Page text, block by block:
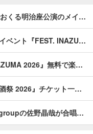
くる明治座公演のメイ…
ベント『FEST. INAZU…
2026』無料で楽…
祭 2026』チケット一…
の佐野晶哉が合唱…